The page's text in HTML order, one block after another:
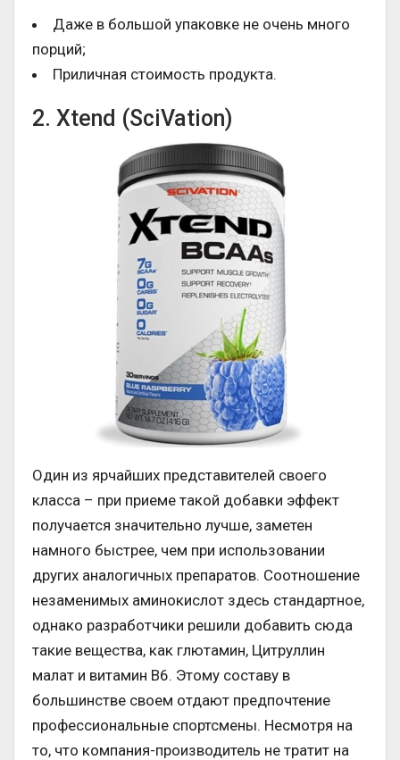
Даже в большой упаковке не очень много
порций;
Приличная стоимость продукта.
2. Xtend (SciVation)
Один из ярчайших представителей своего
класса – при приеме такой добавки эффект
получается значительно лучше, заметен
намного быстрее, чем при использовании
других аналогичных препаратов. Соотношение
незаменимых аминокислот здесь стандартное,
однако разработчики решили добавить сюда
такие вещества, как глютамин, Цитруллин
малат и витамин В6. Этому составу в
большинстве своем отдают предпочтение
профессиональные спортсмены. Несмотря на
то, что компания-производитель не тратит на